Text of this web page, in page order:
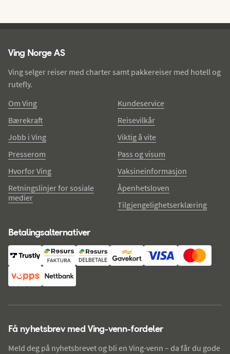
Ving Norge AS
Ving selger reiser med charter samt pakkereiser med hotell og
rutefly.
Om Ving
Bærekraft
Jobb i Ving
Presserom
Hvorfor Ving
Retningslinjer for sosiale
medier
Kundeservice
Reisevilkår
Viktig å vite
Pass og visum
Vaksineinformasjon
Åpenhetsloven
Tilgjengelighetserklæring
Betalingsalternativer
Få nyhetsbrev med Ving-venn-fordeler
Meld deg på nyhetsbrevet og bli en Ving-venn – da får du gode